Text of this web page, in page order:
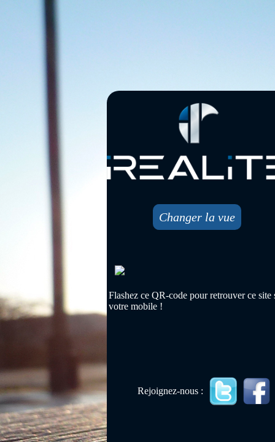
Changer la vue
Flashez ce QR-code pour retrouver ce site
votre mobile !
Rejoignez-nous :